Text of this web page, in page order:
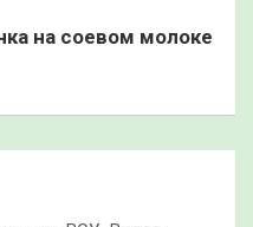
на соевом молоке